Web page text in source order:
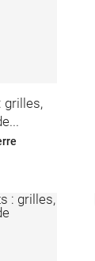
grilles,